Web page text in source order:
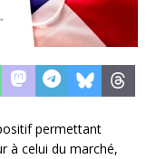
permettant
à celui du marché,